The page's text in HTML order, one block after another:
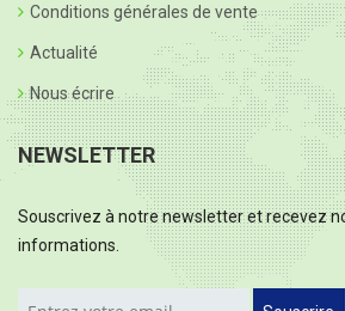
Conditions générales de vente
Actualité
Nous écrire
NEWSLETTER
Souscrivez à notre newsletter et recevez
informations.